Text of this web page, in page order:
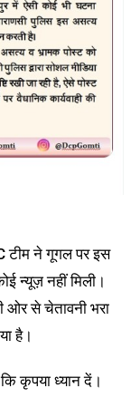
टीम ने गूगल पर इस
न्यूज़ नहीं मिली।
ओर से चेतावनी भरा
है।
कृपया ध्यान दें।